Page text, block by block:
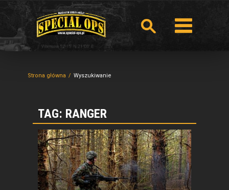
Strona główna Wyszukiwanie
TAG: RANGER